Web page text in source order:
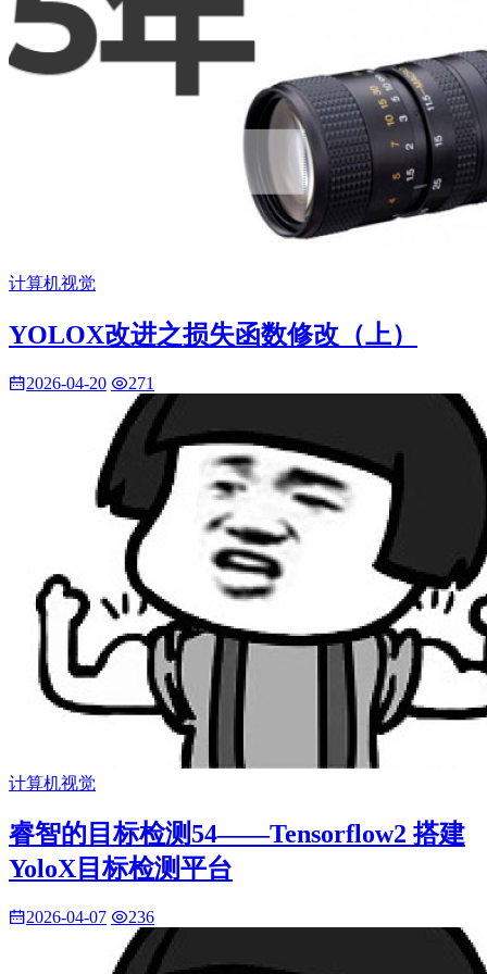
计算机视觉
YOLOX改进之损失函数修改（上）
2026-04-20 271
计算机视觉
睿智的目标检测54——Tensorflow2 搭建
YoloX目标检测平台
2026-04-07 236